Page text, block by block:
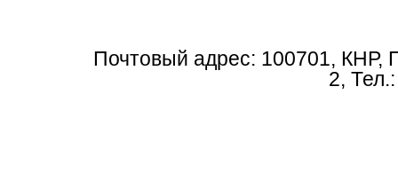
Почтовый адрес: 100701, КНР,
2,